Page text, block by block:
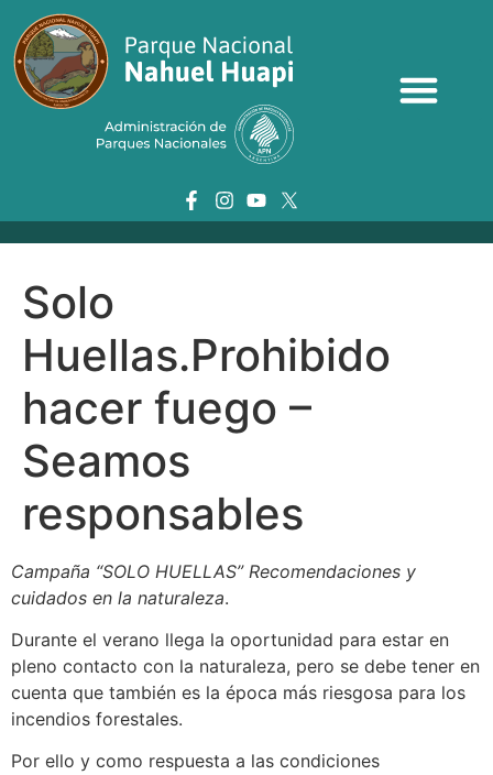
Solo
Huellas.Prohibido
hacer fuego –
Seamos
responsables
Campaña “SOLO HUELLAS” Recomendaciones y
cuidados en la naturaleza.
Durante el verano llega la oportunidad para estar en
pleno contacto con la naturaleza, pero se debe tener en
cuenta que también es la época más riesgosa para los
incendios forestales.
Por ello y como respuesta a las condiciones